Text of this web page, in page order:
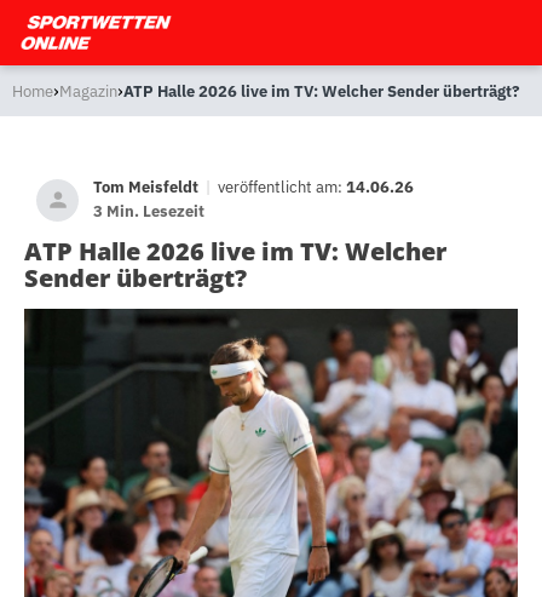
Home›Magazin›ATP Halle 2026 live im TV: Welcher Sender überträgt?
Tom Meisfeldt | veröffentlicht am: 14.06.26
3 Min. Lesezeit
ATP Halle 2026 live im TV: Welcher
Sender überträgt?